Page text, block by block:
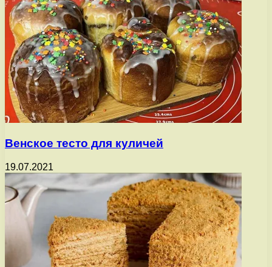
Венское тесто для куличей
19.07.2021